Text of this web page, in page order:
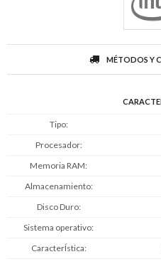
MÉTODOS Y
Tipo
Procesador
Memoria RAM
Almacenamiento
Disco Duro
Sistema operativo
CaracterÍstica